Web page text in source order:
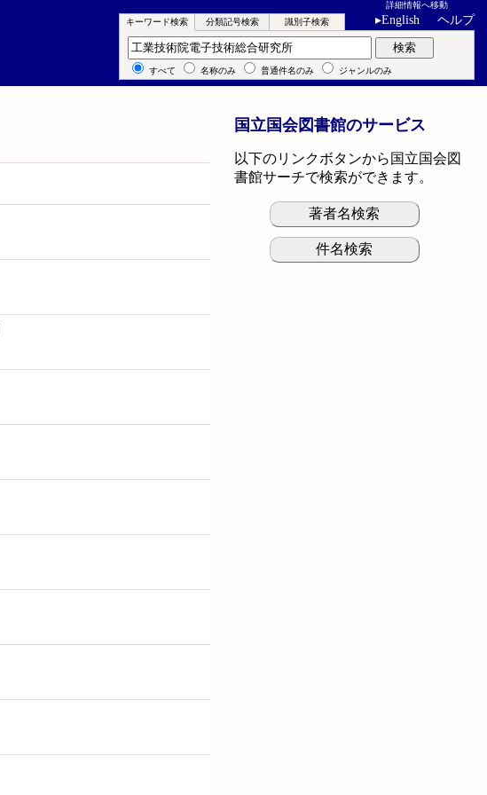
詳細情報へ移動
▸English ヘルプ
キーワード検索 分類記号検索 識別子検索
キーワード検索 検索
すべて 名称のみ 普通件名のみ ジャンルのみ
国立国会図書館のサービス
以下のリンクボタンから国立国会図
書館サーチで検索ができます。
著者名検索
件名検索